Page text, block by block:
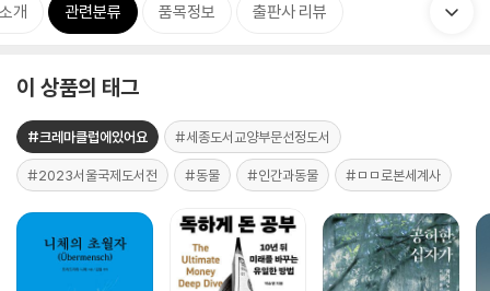
개 관련분류 품목정보 출판사 리뷰
이 상품의 태그
#크레마클럽에있어요 #세종도서교양부문선정도서
#2023서울국제도서전 #동물 #인간과동물 #ㅁㅁ로본세계사